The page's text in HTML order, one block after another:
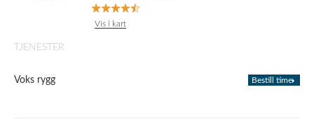
Vis i kart
TJENESTER
Voks rygg Bestill time